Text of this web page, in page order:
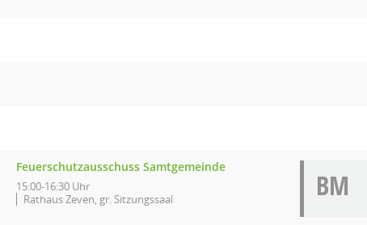
Feuerschutzausschuss Samtgemeinde
15:00-16:30 Uhr
Rathaus Zeven, gr. Sitzungssaal
BM